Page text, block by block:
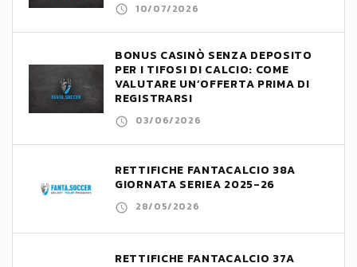
10/07/2026
BONUS CASINÒ SENZA DEPOSITO
PER I TIFOSI DI CALCIO: COME
VALUTARE UN’OFFERTA PRIMA DI
REGISTRARSI
03/06/2026
RETTIFICHE FANTACALCIO 38A
GIORNATA SERIEA 2025-26
28/05/2026
RETTIFICHE FANTACALCIO 37A